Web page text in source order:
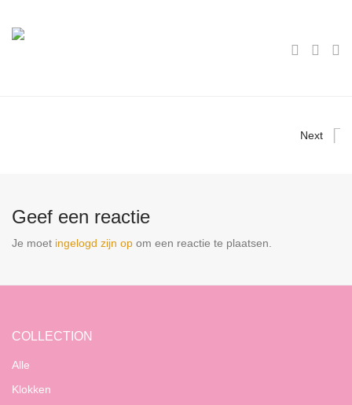
Next
Geef een reactie
Je moet ingelogd zijn op om een reactie te plaatsen.
COLLECTION
Alle
Klokken